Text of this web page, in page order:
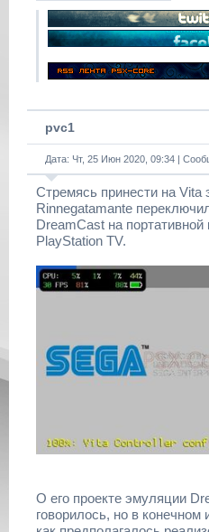
pvc1
Дата: Чт, 25 Июн 2020, 09:34 |
Стремясь принести на
Rinnegatamante
DreamCast на портативной
PlayStation TV.
О его проекте эмуляции
говорилось, но в конечном